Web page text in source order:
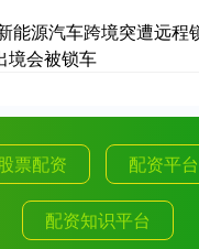
能源汽车跨境突遭远程
境会被锁车
票配资 配资平
配资知识平台